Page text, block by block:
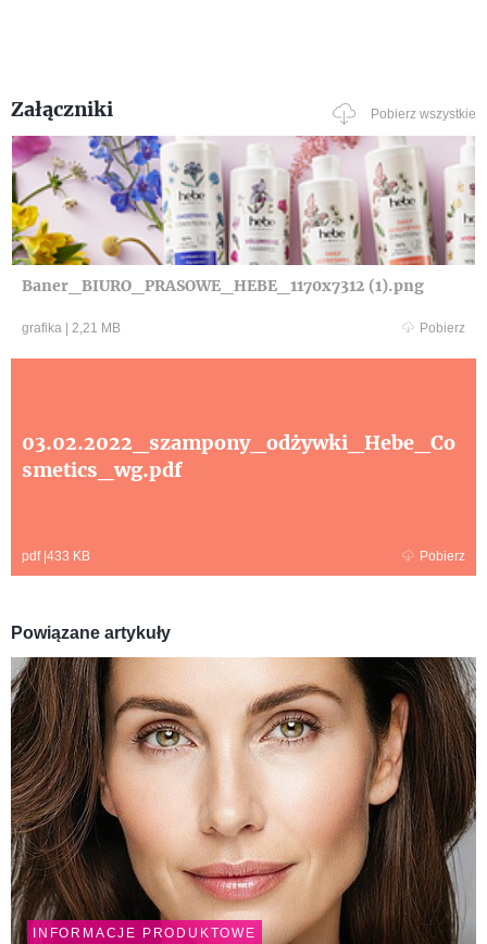
Załączniki Pobierz wszystkie
Baner_BIURO_PRASOWE_HEBE_1170x7312 (1).png
grafika 2,21 MB Pobierz
03.02.2022_szampony_odżywki_Hebe_Co
smetics_wg.pdf
pdf| 433 KB Pobierz
Powiązane artykuły
INFORMACJE PRODUKTOWE